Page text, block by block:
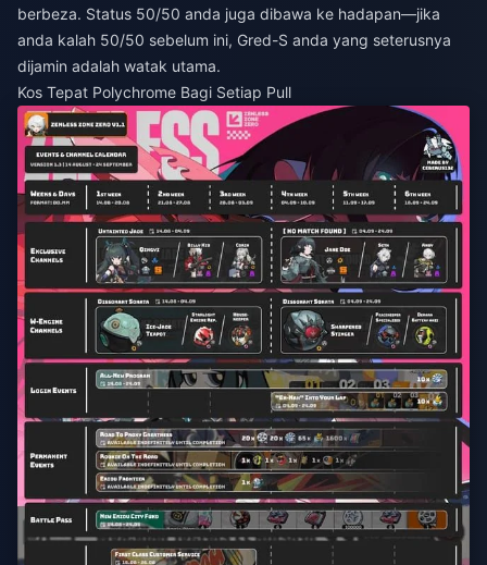
berbeza. Status 50/50 anda juga dibawa ke hadapan—jika
anda kalah 50/50 sebelum ini, Gred-S anda yang seterusnya
dijamin adalah watak utama.
Kos Tepat Polychrome Bagi Setiap Pull